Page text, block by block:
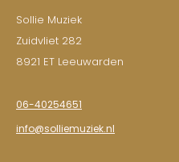
Sollie Muziek
Zuidvliet 282
8921 ET Leeuwarden
06-40254651
info@solliemuziek.nl